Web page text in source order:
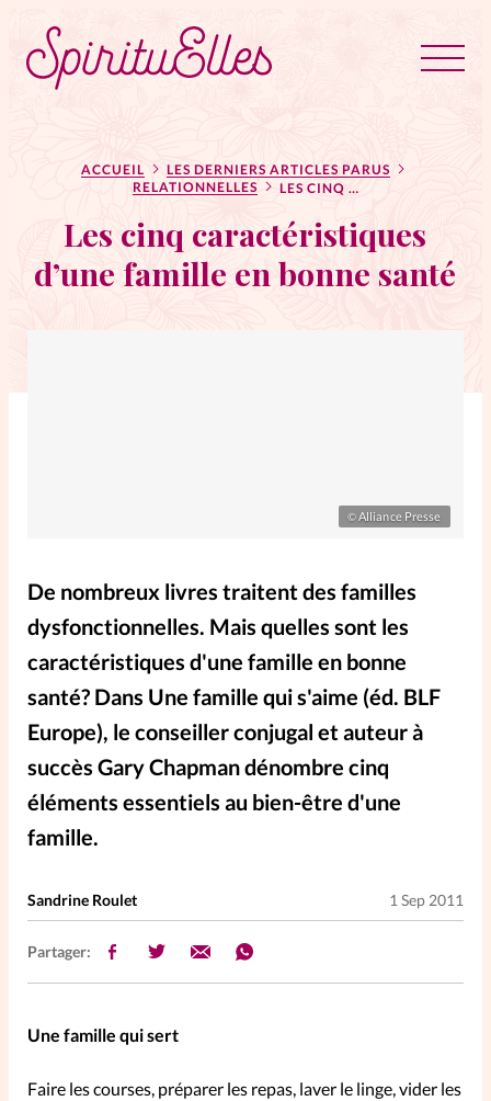
Tous les articles
Actus
Actus au féminin
Entre4yeux
L'anecdote
La Bible au féminin
Lifestyle
Littérature
PersonnElles
RelationnElles
Shopping Spi
Si(x) simple de...
SpirituElles
ACCUEIL
LES DERNIERS ARTICLES PARUS
RELATIONNELLES
LES CINQ CARACTÉRISTIQUES D’UNE FAMILLE EN BONNE SANTÉ
Les cinq caractéristiques
d’une famille en bonne santé
©Alliance Presse
De nombreux livres traitent des familles
dysfonctionnelles. Mais quelles sont les
caractéristiques d'une famille en bonne
santé? Dans Une famille qui s'aime (éd. BLF
Europe), le conseiller conjugal et auteur à
succès Gary Chapman dénombre cinq
éléments essentiels au bien-être d'une
famille.
Sandrine Roulet 1 Sep 2011
Partager:
Une famille qui sert
Faire les courses, préparer les repas, laver le linge, vider les